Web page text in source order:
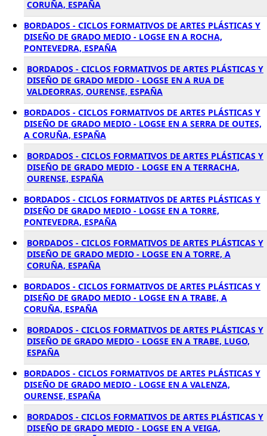
CORUÑA, ESPAÑA
BORDADOS - CICLOS FORMATIVOS DE ARTES PLÁSTICAS Y
DISEÑO DE GRADO MEDIO - LOGSE EN A ROCHA,
PONTEVEDRA, ESPAÑA
BORDADOS - CICLOS FORMATIVOS DE ARTES PLÁSTICAS Y
DISEÑO DE GRADO MEDIO - LOGSE EN A RUA DE
VALDEORRAS, OURENSE, ESPAÑA
BORDADOS - CICLOS FORMATIVOS DE ARTES PLÁSTICAS Y
DISEÑO DE GRADO MEDIO - LOGSE EN A SERRA DE OUTES,
A CORUÑA, ESPAÑA
BORDADOS - CICLOS FORMATIVOS DE ARTES PLÁSTICAS Y
DISEÑO DE GRADO MEDIO - LOGSE EN A TERRACHA,
OURENSE, ESPAÑA
BORDADOS - CICLOS FORMATIVOS DE ARTES PLÁSTICAS Y
DISEÑO DE GRADO MEDIO - LOGSE EN A TORRE,
PONTEVEDRA, ESPAÑA
BORDADOS - CICLOS FORMATIVOS DE ARTES PLÁSTICAS Y
DISEÑO DE GRADO MEDIO - LOGSE EN A TORRE, A
CORUÑA, ESPAÑA
BORDADOS - CICLOS FORMATIVOS DE ARTES PLÁSTICAS Y
DISEÑO DE GRADO MEDIO - LOGSE EN A TRABE, A
CORUÑA, ESPAÑA
BORDADOS - CICLOS FORMATIVOS DE ARTES PLÁSTICAS Y
DISEÑO DE GRADO MEDIO - LOGSE EN A TRABE, LUGO,
ESPAÑA
BORDADOS - CICLOS FORMATIVOS DE ARTES PLÁSTICAS Y
DISEÑO DE GRADO MEDIO - LOGSE EN A VALENZA,
OURENSE, ESPAÑA
BORDADOS - CICLOS FORMATIVOS DE ARTES PLÁSTICAS Y
DISEÑO DE GRADO MEDIO - LOGSE EN A VEIGA,